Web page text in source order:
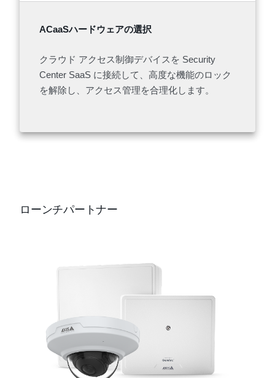
ACaaSハードウェアの選択
クラウド アクセス制御デバイスを Security
Center SaaS に接続して、高度な機能のロック
を解除し、アクセス管理を合理化します。
ローンチパートナー